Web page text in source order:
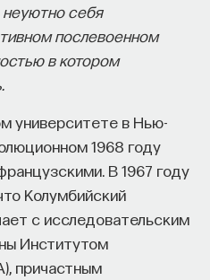
неуютно себя
послевоенном
в котором
университете в Нью-
1968 году
В 1967 году
Колумбийский
с исследовательским
Институтом
причастным